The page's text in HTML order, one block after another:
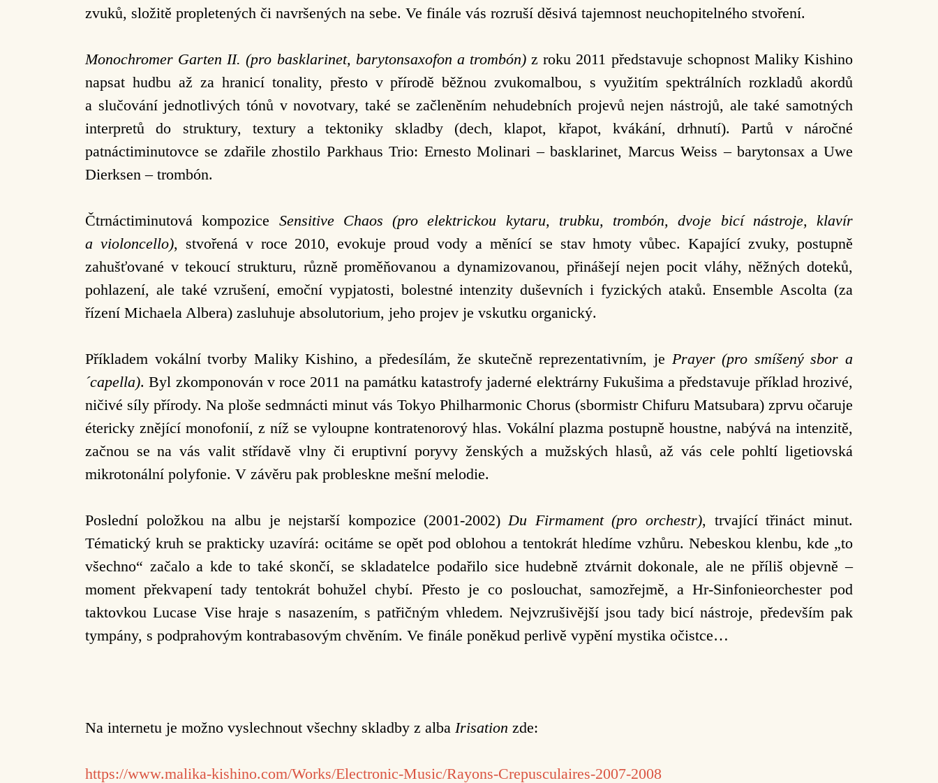
zvuků, složitě propletených či navršených na sebe. Ve finále vás rozruší děsivá tajemnost neuchopitelného stvoření.
Monochromer Garten II. (pro basklarinet, barytonsaxofon a trombón) z roku 2011 představuje schopnost Maliky Kishino
napsat hudbu až za hranicí tonality, přesto v přírodě běžnou zvukomalbou, s využitím spektrálních rozkladů akordů
a slučování jednotlivých tónů v novotvary, také se začleněním nehudebních projevů nejen nástrojů, ale také samotných
interpretů do struktury, textury a tektoniky skladby (dech, klapot, křapot, kvákání, drhnutí). Partů v náročné
patnáctiminutovce se zdařile zhostilo Parkhaus Trio: Ernesto Molinari – basklarinet, Marcus Weiss – barytonsax a Uwe
Dierksen – trombón.
Čtrnáctiminutová kompozice Sensitive Chaos (pro elektrickou kytaru, trubku, trombón, dvoje bicí nástroje, klavír
a violoncello), stvořená v roce 2010, evokuje proud vody a měnící se stav hmoty vůbec. Kapající zvuky, postupně
zahušťované v tekoucí strukturu, různě proměňovanou a dynamizovanou, přinášejí nejen pocit vláhy, něžných doteků,
pohlazení, ale také vzrušení, emoční vypjatosti, bolestné intenzity duševních i fyzických ataků. Ensemble Ascolta (za
řízení Michaela Albera) zasluhuje absolutorium, jeho projev je vskutku organický.
Příkladem vokální tvorby Maliky Kishino, a předesílám, že skutečně reprezentativním, je Prayer (pro smíšený sbor a
´capella). Byl zkomponován v roce 2011 na památku katastrofy jaderné elektrárny Fukušima a představuje příklad hrozivé,
ničivé síly přírody. Na ploše sedmnácti minut vás Tokyo Philharmonic Chorus (sbormistr Chifuru Matsubara) zprvu očaruje
étericky znějící monofonií, z níž se vyloupne kontratenorový hlas. Vokální plazma postupně houstne, nabývá na intenzitě,
začnou se na vás valit střídavě vlny či eruptivní poryvy ženských a mužských hlasů, až vás cele pohltí ligetiovská
mikrotonální polyfonie. V závěru pak probleskne mešní melodie.
Poslední položkou na albu je nejstarší kompozice (2001-2002)Du Firmament (pro orchestr), trvající třináct minut.
Tématický kruh se prakticky uzavírá: ocitáme se opět pod oblohou a tentokrát hledíme vzhůru. Nebeskou klenbu, kde „to
všechno“ začalo a kde to také skončí, se skladatelce podařilo sice hudebně ztvárnit dokonale, ale ne příliš objevně –
moment překvapení tady tentokrát bohužel chybí. Přesto je co poslouchat, samozřejmě, a Hr-Sinfonieorchester pod
taktovkou Lucase Vise hraje s nasazením, s patřičným vhledem. Nejvzrušivější jsou tady bicí nástroje, především pak
tympány, s podprahovým kontrabasovým chvěním. Ve finále poněkud perlivě vypění mystika očistce…
Na internetu je možno vyslechnout všechny skladby z alba Irisation zde:
https://www.malika-kishino.com/Works/Electronic-Music/Rayons-Crepusculaires-2007-2008